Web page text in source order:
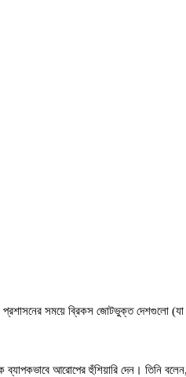
প্রশাসনের সময়ে ব্রিকস জোটভুক্ত দেশগুলো
ব্যাপকভাবে আরোপের হুঁশিয়ারি দেন। তিনি